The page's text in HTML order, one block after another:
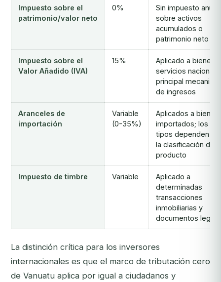
Impuesto sobre el
patrimonio/valor neto
0%
Sin impuesto anual
sobre activos
acumulados o
patrimonio neto
Impuesto sobre el
Valor Añadido (IVA)
15%
Aplicado a bienes y
servicios
principal
de ingresos
Aranceles de
importación
Variable
(0-35%)
Aplicados a bienes
importados; los
tipos dependen de
la clasificación del
producto
Impuesto de timbre Variable
Aplicado a
determinadas
transacciones
inmobiliarias y
documentos
La distinción crítica para los inversores
internacionales es que el marco de tributación cero
de Vanuatu aplica por igual a ciudadanos y